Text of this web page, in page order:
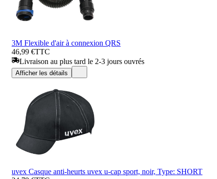
3M Flexible d'air à connexion QRS
46,99 €TTC
Livraison au plus tard le 2-3 jours ouvrés
Afficher les détails
uvex Casque anti-heurts uvex u-cap sport, noir, Type: SHORT